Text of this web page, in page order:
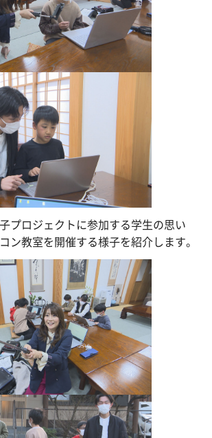
プロジェクトに参加する学生の思い
ン教室を開催する様子を紹介します。